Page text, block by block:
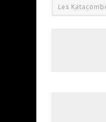
Les